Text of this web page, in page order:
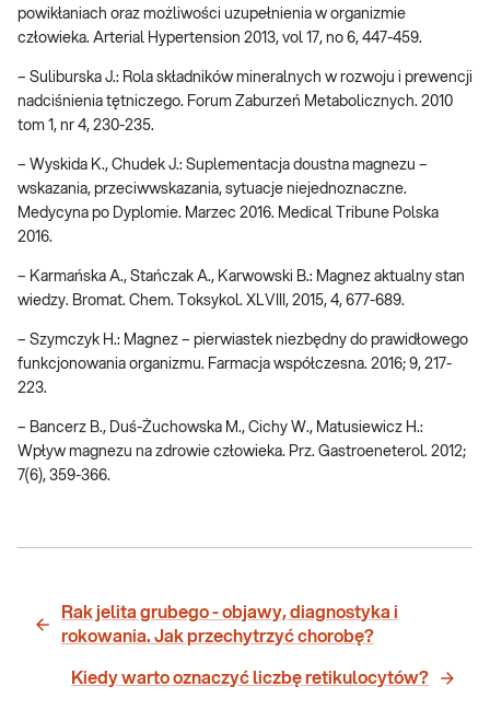
powikłaniach oraz możliwości uzupełnienia w organizmie
człowieka. Arterial Hypertension 2013, vol 17, no 6, 447-459.
– Suliburska J.: Rola składników mineralnych w rozwoju i prewencji
nadciśnienia tętniczego. Forum Zaburzeń Metabolicznych. 2010
tom 1, nr 4, 230-235.
– Wyskida K., Chudek J.: Suplementacja doustna magnezu –
wskazania, przeciwwskazania, sytuacje niejednoznaczne.
Medycyna po Dyplomie. Marzec 2016. Medical Tribune Polska
2016.
– Karmańska A., Stańczak A., Karwowski B.: Magnez aktualny stan
wiedzy. Bromat. Chem. Toksykol. XLVIII, 2015, 4, 677-689.
– Szymczyk H.: Magnez – pierwiastek niezbędny do prawidłowego
funkcjonowania organizmu. Farmacja współczesna. 2016; 9, 217-
223.
– Bancerz B., Duś-Żuchowska M., Cichy W., Matusiewicz H.:
Wpływ magnezu na zdrowie człowieka. Prz. Gastroeneterol. 2012;
7(6), 359-366.
Rak jelita grubego - objawy, diagnostyka i
rokowania. Jak przechytrzyć chorobę?
Kiedy warto oznaczyć liczbę retikulocytów?